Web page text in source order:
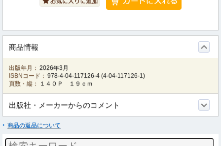
商品情報
出版年月： 2026年3月
ISBNコード： 978-4-04-117126-4 (4-04-117126-1)
頁数・縦：
１４０Ｐ １９ｃｍ
出版社・メーカーからのコメント
商品の返品について